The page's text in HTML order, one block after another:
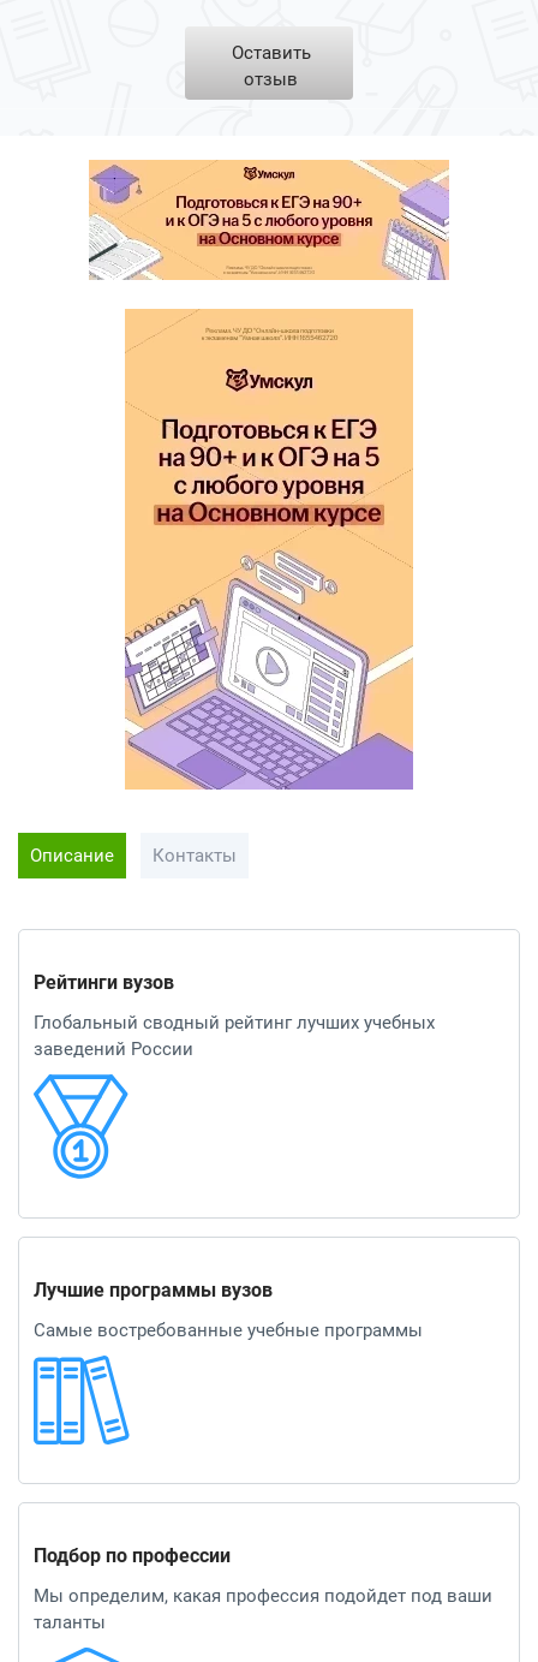
Оставить
отзыв
Описание Контакты
Рейтинги вузов
Глобальный сводный рейтинг лучших учебных
заведений России
Лучшие программы вузов
Самые востребованные учебные программы
Подбор по профессии
Мы определим, какая профессия подойдет под ваши
таланты